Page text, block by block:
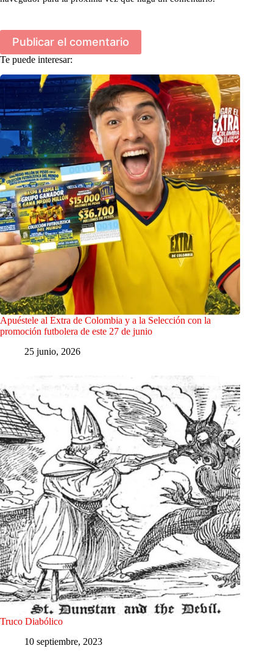
Publicar el comentario
Te puede interesar:
Apuéstele al Extra de Colombia y a la Selección con la
promoción futbolera de este 27 de junio
25 junio, 2026
Truco Diabólico
10 septiembre, 2023